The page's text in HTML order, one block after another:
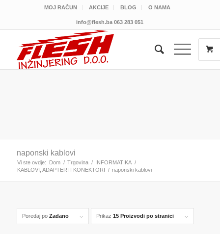
MOJ RAČUN AKCIJE BLOG O NAMA
info@flesh.ba 063 283 051
naponski kablovi
Vi ste ovdje: Dom / Trgovina / INFORMATIKA /
KABLOVI, ADAPTERI I KONEKTORI / naponski kablovi
Poredaj po Zadano Prikaz 15 Proizvodi po stranici